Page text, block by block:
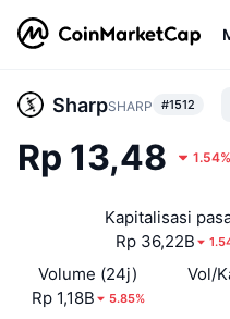
SharpSHARP #1512
Rp 13,48 1.54%
Kapitalisasi
Rp 36,22B
Volume (24j)
Rp 1,18B
5.85%
Vol/